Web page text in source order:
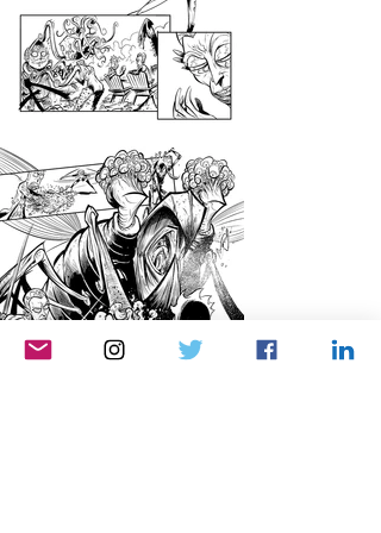
Presents: Mr. Nimbus ONI PRESS